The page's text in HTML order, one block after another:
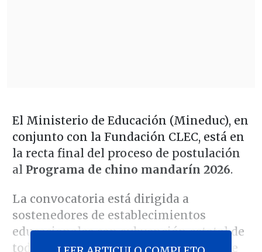
El Ministerio de Educación (Mineduc), en
conjunto con la Fundación CLEC, está en
la recta final del proceso de postulación
al Programa de chino mandarín 2026.
La convocatoria está dirigida a
sostenedores de establecimientos
educacionales con subvención estatal de
todo el país, quienes podrán inscribirse